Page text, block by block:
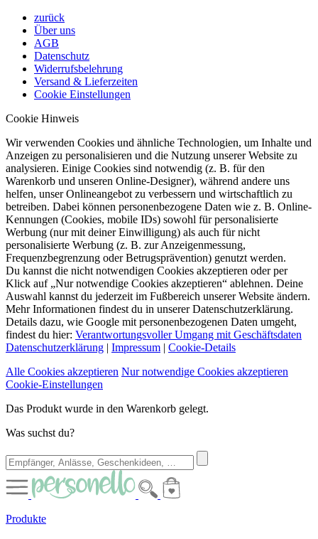
zurück
Über uns
AGB
Datenschutz
Widerrufsbelehrung
Versand & Lieferzeiten
Cookie Einstellungen
Cookie Hinweis
Wir verwenden Cookies und ähnliche Technologien, um Inhalte und
Anzeigen zu personalisieren und die Nutzung unserer Website zu
analysieren. Einige Cookies sind notwendig (z. B. für den
Warenkorb und unseren Online-Designer), während andere uns
helfen, unser Onlineangebot zu verbessern und wirtschaftlich zu
betreiben. Dabei können personenbezogene Daten wie z. B. Online-
Kennungen (Cookies, mobile IDs) sowohl für personalisierte
Werbung (nur mit deiner Einwilligung) als auch für nicht
personalisierte Werbung (z. B. zur Anzeigenmessung,
Frequenzbegrenzung oder Betrugsprävention) genutzt werden.
Du kannst die nicht notwendigen Cookies akzeptieren oder per
Klick auf „Nur notwendige Cookies akzeptieren“ ablehnen. Deine
Auswahl kannst du jederzeit im Fußbereich unserer Website ändern.
Mehr Informationen findest du in unserer Datenschutzerklärung.
Details dazu, wie Google mit personenbezogenen Daten umgeht,
findest du hier: Verantwortungsvoller Umgang mit Geschäftsdaten
Datenschutzerklärung | Impressum | Cookie-Details
Alle Cookies akzeptieren Nur notwendige Cookies akzeptieren
Cookie-Einstellungen
Das Produkt wurde in den Warenkorb gelegt.
Was suchst du?
Produkte